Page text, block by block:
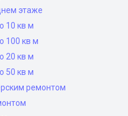
этаже
10 кв м
100 кв м
20 кв м
50 кв м
ремонтом